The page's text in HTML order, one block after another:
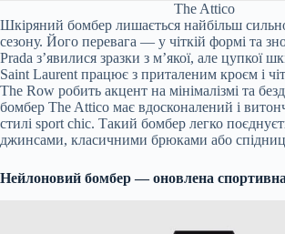
The Attico
Шкіряний бомбер лишається найбільш
сезону. Його перевага — у чіткій формі та
Prada з’явилися зразки з м’якої, але цупкої
Saint Laurent працює з приталеним кроєм і
The Row робить акцент на мінімалізмі та
бомбер The Attico має вдосконалений і
стилі sport chic. Такий бомбер легко
джинсами, класичними брюками або
Нейлоновий бомбер — оновлена